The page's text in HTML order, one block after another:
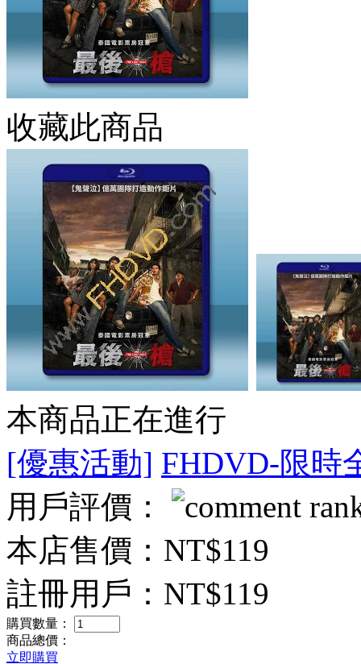
收藏此商品
本商品正在進行
[優惠活動] FHDVD-限時
用戶評價：
本店售價： NT$119
註冊用戶： NT$119
購買數量：
商品總價：
立即購買